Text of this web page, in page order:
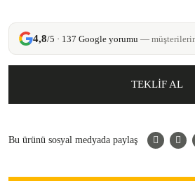
4,8/5 · 137 Google yorumu —
TEKLİF AL
Bu ürünü sosyal medyada paylaş